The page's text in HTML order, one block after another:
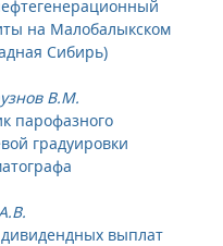
на Малобалыкском
Сибирь)
В.М.
парофазного
градуировки
выплат